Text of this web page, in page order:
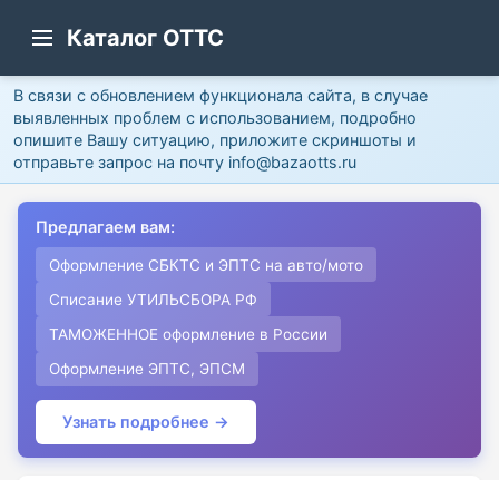
Каталог ОТТС
В связи с обновлением функционала сайта, в случае
выявленных проблем с использованием, подробно
опишите Вашу ситуацию, приложите скриншоты и
отправьте запрос на почту info@bazaotts.ru
Предлагаем вам:
Оформление СБКТС и ЭПТС на авто/мото
Списание УТИЛЬСБОРА РФ
ТАМОЖЕННОЕ оформление в России
Оформление ЭПТС, ЭПСМ
Узнать подробнее →